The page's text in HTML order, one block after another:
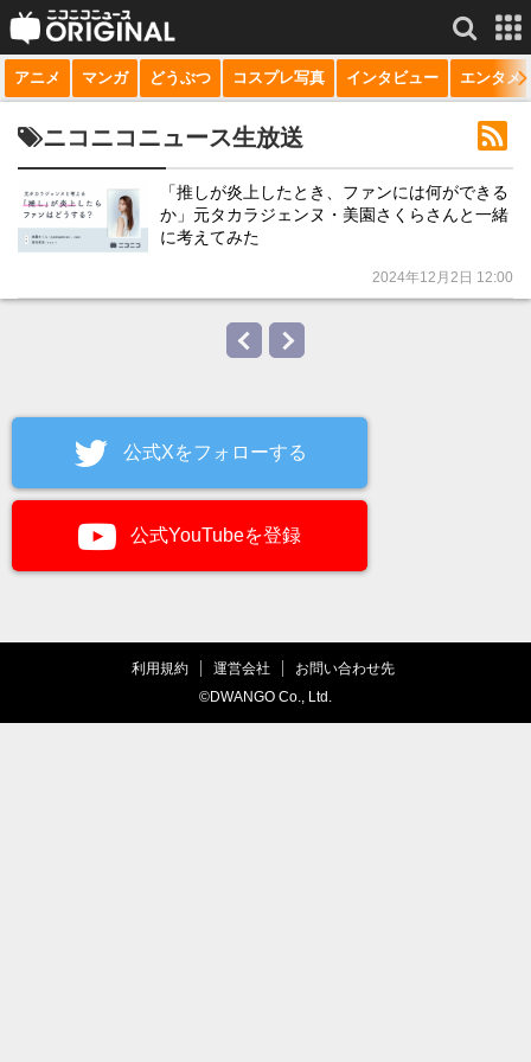
サービス一覧 もっと見る
動画
生放送
ニコニコQ
アニメ マンガ どうぶつ コスプレ写真 インタビュー エンタメ
ニコニコニュース生放送
「推しが炎上したとき、ファンには何ができる
か」元タカラジェンヌ・美園さくらさんと一緒
に考えてみた
2024年12月2日 12:00
公式Xをフォローする
公式YouTubeを登録
利用規約 運営会社
お問い合わせ先
©DWANGO Co., Ltd.